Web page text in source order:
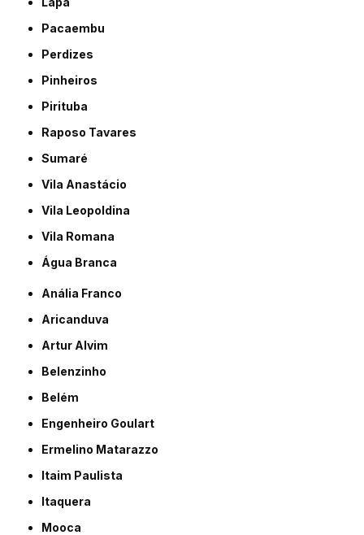
Pacaembu
Perdizes
Pinheiros
Pirituba
Raposo Tavares
Sumaré
Vila Anastácio
Vila Leopoldina
Vila Romana
Água Branca
Anália Franco
Aricanduva
Artur Alvim
Belenzinho
Belém
Engenheiro Goulart
Ermelino Matarazzo
Itaim Paulista
Itaquera
Mooca